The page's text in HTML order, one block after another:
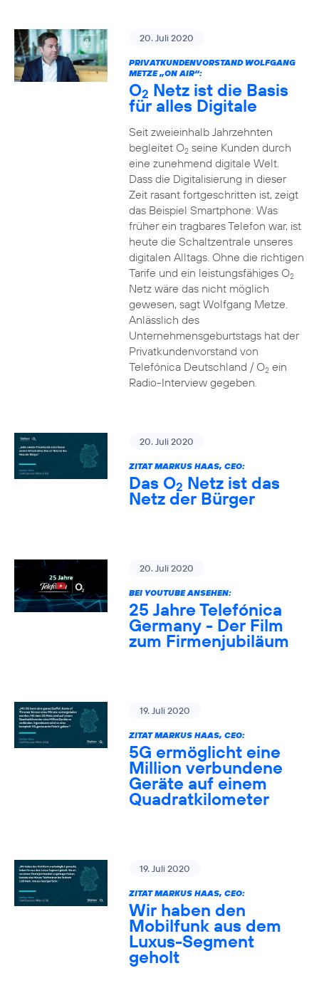
20. Juli 2020
PRIVATKUNDENVORSTAND WOLFGANG
METZE „ON AIR“:
O2 Netz ist die Basis
für alles Digitale
Seit zweieinhalb Jahrzehnten
begleitet O2seine Kunden durch
eine zunehmend digitale Welt.
Dass die Digitalisierung in dieser
Zeit rasant fortgeschritten ist, zeigt
das Beispiel Smartphone: Was
früher ein tragbares Telefon war, ist
heute die Schaltzentrale unseres
digitalen Alltags. Ohne die richtigen
Tarife und ein leistungsfähiges O2
Netz wäre das nicht möglich
gewesen, sagt Wolfgang Metze.
Anlässlich des
Unternehmensgeburtstags hat der
Privatkundenvorstand von
Telefónica Deutschland / O2ein
Radio-Interview gegeben.
20. Juli 2020
ZITAT MARKUS HAAS, CEO:
Das O2 Netz ist das
Netz der Bürger
20. Juli 2020
BEI YOUTUBE ANSEHEN:
25 Jahre Telefónica
Germany - Der Film
zum Firmenjubiläum
19. Juli 2020
ZITAT MARKUS HAAS, CEO:
5G ermöglicht eine
Million verbundene
Geräte auf einem
Quadratkilometer
19. Juli 2020
ZITAT MARKUS HAAS, CEO:
Wir haben den
Mobilfunk aus dem
Luxus-Segment
geholt